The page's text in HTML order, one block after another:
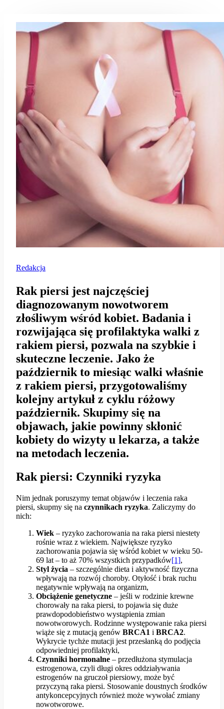
Redakcja
Rak piersi jest najczęściej
diagnozowanym nowotworem
złośliwym wśród kobiet. Badania i
rozwijająca się profilaktyka walki z
rakiem piersi, pozwala na szybkie i
skuteczne leczenie. Jako że
październik to miesiąc walki właśnie
z rakiem piersi, przygotowaliśmy
kolejny artykuł z cyklu różowy
październik. Skupimy się na
objawach, jakie powinny skłonić
kobiety do wizyty u lekarza, a także
na metodach leczenia.
Rak piersi: Czynniki ryzyka
Nim jednak poruszymy temat objawów i leczenia raka
piersi, skupmy się na czynnikach ryzyka. Zaliczymy do
nich:
Wiek – ryzyko zachorowania na raka piersi niestety
rośnie wraz z wiekiem. Największe ryzyko
zachorowania pojawia się wśród kobiet w wieku 50-
69 lat – to aż 70% wszystkich przypadków[1],
Styl życia – szczególnie dieta i aktywność fizyczna
wpływają na rozwój choroby. Otyłość i brak ruchu
negatywnie wpływają na organizm,
Obciążenie genetyczne – jeśli w rodzinie krewne
chorowały na raka piersi, to pojawia się duże
prawdopodobieństwo wystąpienia zmian
nowotworowych. Rodzinne występowanie raka piersi
wiąże się z mutacją genów BRCA1 i BRCA2.
Wykrycie tychże mutacji jest przesłanką do podjęcia
odpowiedniej profilaktyki,
Czynniki hormonalne – przedłużona stymulacja
estrogenowa, czyli długi okres oddziaływania
estrogenów na gruczoł piersiowy, może być
przyczyną raka piersi. Stosowanie doustnych środków
antykoncepcyjnych również może wywołać zmiany
nowotworowe.